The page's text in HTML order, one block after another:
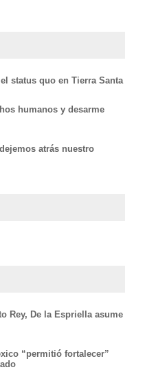
status quo en Tierra Santa
humanos y desarme
atrás nuestro
Rey, De la Espriella asume
“permitió fortalecer”